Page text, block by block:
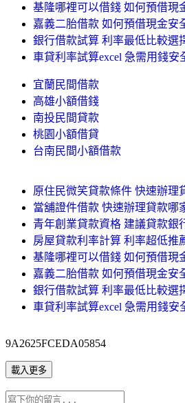
基隆哪裡可以借錢 如何預借現
嘉義二胎借款 如何預借現金安
銀行借款試算 利率最低比較選
車貸利率試算excel 急需用錢安
宜蘭民間借款
高雄小額借錢
南投民間貸款
桃園小額借貸
台南民間小額借款
原住民微笑貸款條件 快速辦理
當舖證件借款 快速辦理貸款哪
青年創業貸款資格 建議貸款銀
房屋貸款利率計算 利率超低推
基隆哪裡可以借錢 如何預借現
嘉義二胎借款 如何預借現金安
銀行借款試算 利率最低比較選
車貸利率試算excel 急需用錢安
9A2625FCEDA05854
載入更多